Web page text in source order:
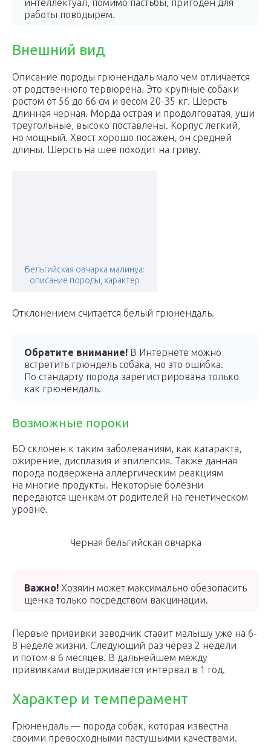
интеллектуал, помимо пастьбы, пригоден для
работы поводырем.
Внешний вид
Описание породы грюнендаль мало чем отличается
от родственного тервюрена. Это крупные собаки
ростом от 56 до 66 см и весом 20-35 кг. Шерсть
длинная черная. Морда острая и продолговатая, уши
треугольные, высоко поставлены. Корпус легкий,
но мощный. Хвост хорошо посажен, он средней
длины. Шерсть на шее походит на гриву.
Бельгийская овчарка малинуа:
описание породы, характер
Отклонением считается белый грюнендаль.
Обратите внимание! В Интернете можно
встретить грюндель собака, но это ошибка.
По стандарту порода зарегистрирована только
как грюнендаль.
Возможные пороки
БО склонен к таким заболеваниям, как катаракта,
ожирение, дисплазия и эпилепсия. Также данная
порода подвержена аллергическим реакциям
на многие продукты. Некоторые болезни
передаются щенкам от родителей на генетическом
уровне.
Черная бельгийская овчарка
Важно! Хозяин может максимально обезопасить
щенка только посредством вакцинации.
Первые прививки заводчик ставит малышу уже на 6-
8 неделе жизни. Следующий раз через 2 недели
и потом в 6 месяцев. В дальнейшем между
прививками выдерживается интервал в 1 год.
Характер и темперамент
Грюнендаль — порода собак, которая известна
своими превосходными пастушьими качествами.